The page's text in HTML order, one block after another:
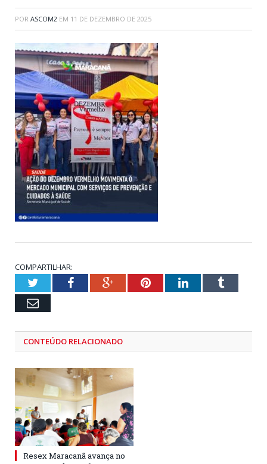
POR ASCOM2 EM 11 DE DEZEMBRO DE 2025
COMPARTILHAR:
TwitterFacebookGoogle+PinterestLinkedInTumblr
Email
CONTEÚDO RELACIONADO
Resex Maracanã avança no